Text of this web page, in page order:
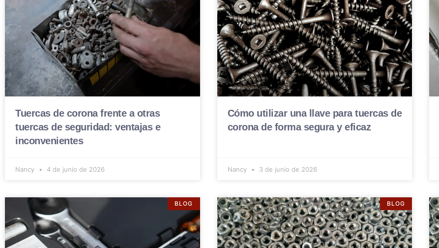
Tuercas de corona frente a otras
tuercas de seguridad: ventajas e
inconvenientes
Nancy 4 de junio de 2026
Cómo utilizar una llave para tuercas de
corona de forma segura y eficaz
Nancy 3 de junio de 2026
BLOG BLOG